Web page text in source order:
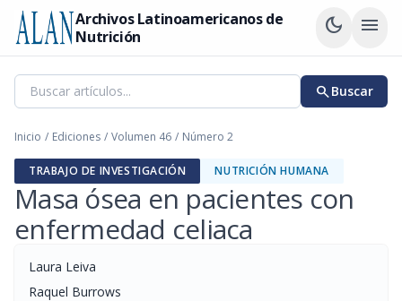
Archivos Latinoamericanos de
Nutrición
dark_mode menu
searchBuscar
Inicio / Ediciones / Volumen 46 / Número 2
TRABAJO DE INVESTIGACIÓN NUTRICIÓN HUMANA
Masa ósea en pacientes con
enfermedad celiaca
Laura Leiva
Raquel Burrows